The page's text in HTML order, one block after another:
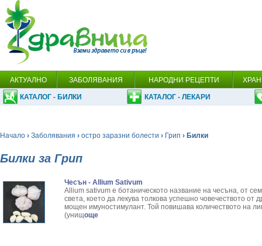
АКТУАЛНО ЗАБОЛЯВАНИЯ НАРОДНИ РЕЦЕПТИ
КАТАЛОГ - БИЛКИ КАТАЛОГ - ЛЕКАРИ
Начало › Заболявания › остро заразни болести › Грип › Билки
Билки за Грип
Чесън - Allium Sativum
Allium sativum е ботаническото название на чесъна, от
света, което да лекува толкова успешно човечеството
мощен имуностимулант. Той повишава количеството на
(унищоще